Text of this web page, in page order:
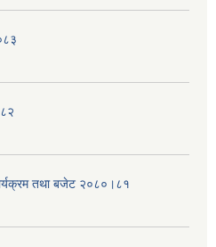
तथा बजेट २०८०।८१